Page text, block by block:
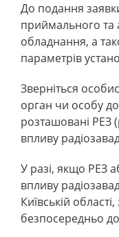
До подання
приймального та
обладнання, а
параметрів
Зверніться
орган чи особу
розташовані РЕЗ
впливу
У разі, якщо РЕЗ
впливу
Київській
безпосередньо